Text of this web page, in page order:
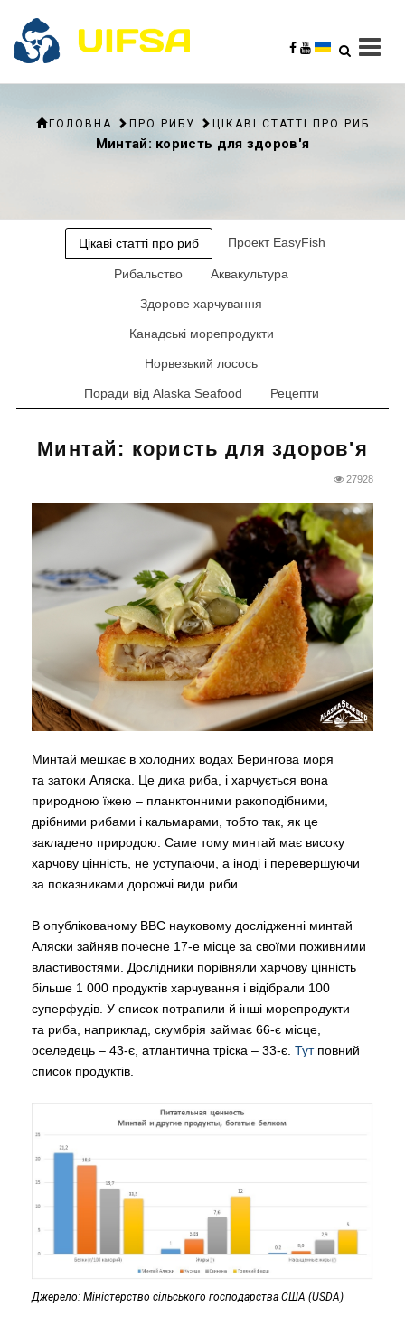
ГОЛОВНА ПРО РИБУ ЦІКАВІ СТАТТІ ПРО РИБ
Минтай: користь для здоров'я
Цікаві статті про риб Проект EasyFish
Рибальство Аквакультура
Здорове харчування
Канадські морепродукти
Норвезький лосось
Поради від Alaska Seafood Рецепти
Минтай: користь для здоров'я
27928
Минтай мешкає в холодних водах Берингова моря
та затоки Аляска. Це дика риба, і харчується вона
природною їжею – планктонними ракоподібними,
дрібними рибами і кальмарами, тобто так, як це
закладено природою. Саме тому минтай має високу
харчову цінність, не уступаючи, а іноді і перевершуючи
за показниками дорожчі види риби.
В опублікованому BBC науковому дослідженні минтай
Аляски зайняв почесне 17-е місце за своїми поживними
властивостями. Дослідники порівняли харчову цінність
більше 1 000 продуктів харчування і відібрали 100
суперфудів. У список потрапили й інші морепродукти
та риба, наприклад, скумбрія займає 66-є місце,
оселедець – 43-є, атлантична тріска – 33-є. Тут повний
список продуктів.
Джерело: Міністерство сільського господарства США (USDA)